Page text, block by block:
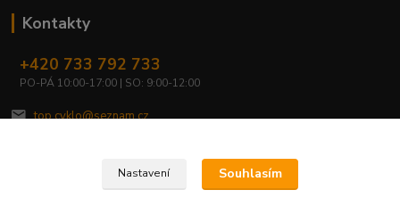
Kontakty
+420 733 792 733
PO-PÁ 10:00-17:00 | SO: 9:00-12:00
top.cyklo@seznam.cz
Nastavení Souhlasím